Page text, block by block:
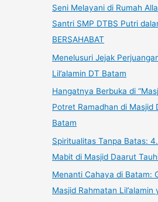
Seni Melayani di Rumah
Santri SMP DTBS Putri
BERSAHABAT
Menelusuri Jejak
Lil’alamin DT Batam
Hangatnya Berbuka di
Potret Ramadhan di Masjid
Batam
Spiritualitas Tanpa Batas:
Mabit di Masjid Daarut
Menanti Cahaya di Batam:
Masjid Rahmatan Lil’alamin